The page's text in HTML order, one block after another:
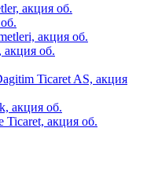
акция об.
акция об.
акция об.
Ticaret AS, акция
акция об.
Ticaret, акция об.